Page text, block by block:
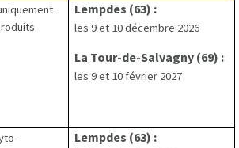
Lempdes (63) :
les 9 et 10 décembre 2026
La Tour-de-Salvagny (69) :
les 9 et 10 février 2027
-
Lempdes (63) :